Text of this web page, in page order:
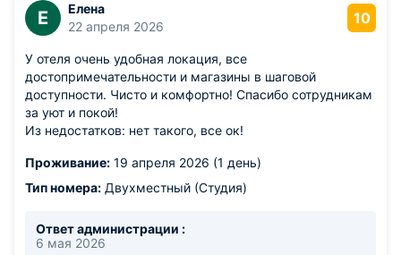
плохо проветривается. Для молодых и детей
прикольно.
Е
Елена
22 апреля 2026
10
У отеля очень удобная локация, все
достопримечательности и магазины в шаговой
доступности. Чисто и комфортно! Спасибо сотрудникам
за уют и покой!
Из недостатков: нет такого, все ок!
Проживание: 19 апреля 2026 (1 день)
Тип номера: Двухместный (Студия)
Ответ администрации :
6 мая 2026